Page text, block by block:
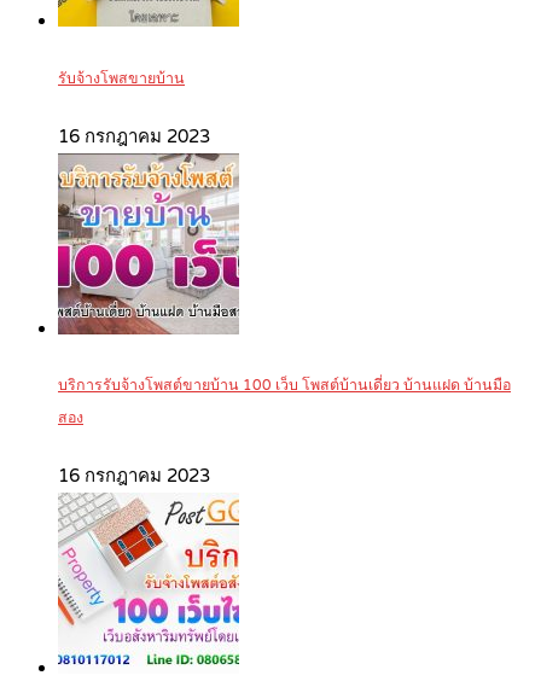
รับจ้างโพสขายบ้าน
16 กรกฎาคม 2023
บริการรับจ้างโพสต์ขายบ้าน 100 เว็บ โพสต์บ้านเดี่ยว บ้านแฝด บ้านมือ
สอง
16 กรกฎาคม 2023